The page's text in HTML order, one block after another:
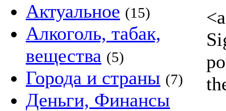
Актуальное (15)
Алкоголь, табак,
вещества (5)
Города и страны (7)
Деньги, Финансы